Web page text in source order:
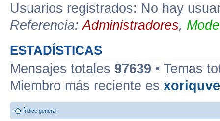
Usuarios registrados: No hay
Referencia:Administradores,
ESTADÍSTICAS
Mensajes totales 97639 • Temas
Miembro más reciente es
Índice general